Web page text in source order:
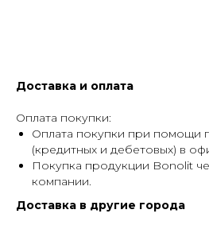
Доставка и оплата
Оплата покупки:
Оплата покупки при помощи
(кредитных и дебетовых) в
Покупка продукции Bonolit
компании.
Доставка в другие города